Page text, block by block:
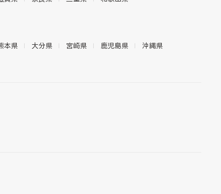
本県 大分県 宮崎県 鹿児島県 沖縄県